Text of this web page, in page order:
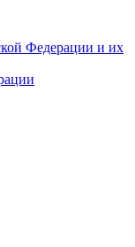
Федерации и их